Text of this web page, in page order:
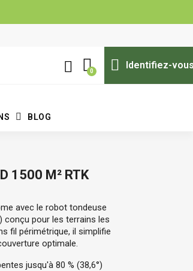
Identifiez-
BLOG
1500 M² RTK
avec le robot tondeuse
conçu pour les terrains les
fil périmétrique, il simplifie
optimale.
jusqu'à 80 % (38,6°)